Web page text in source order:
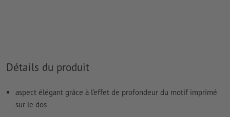
Détails du produit
aspect élégant grâce à l'effet de profondeur du motif imprimé
sur le dos